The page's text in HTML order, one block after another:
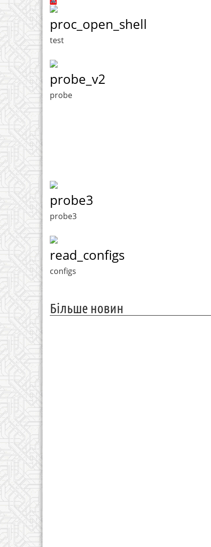
proc_open_shell
test
probe_v2
probe
probe3
probe3
read_configs
configs
Більше новин